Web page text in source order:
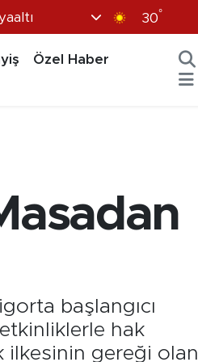
30°
Özel Haber
başlangıcı
hak
ilkesinin gereği olan